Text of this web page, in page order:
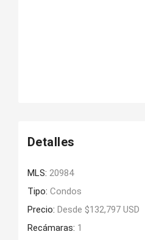
Detalles
MLS: 20984
Tipo: Condos
Precio: Desde $132,797 USD
Recámaras: 1